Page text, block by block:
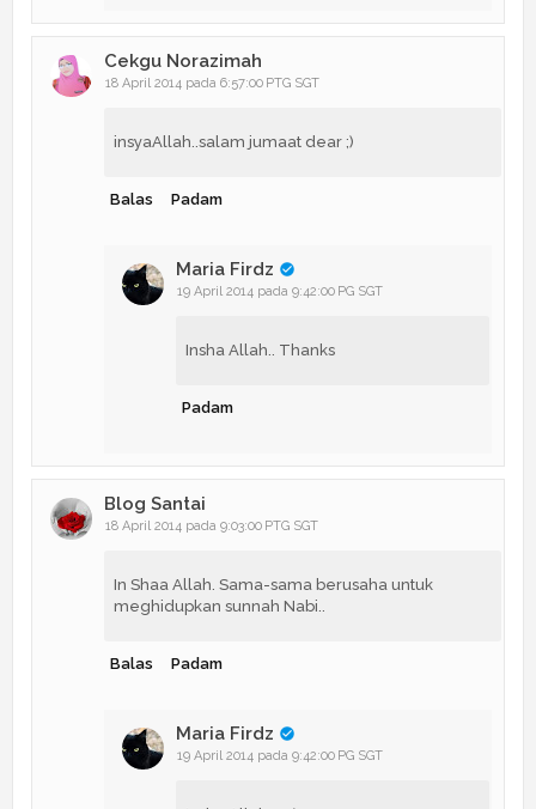
Cekgu Norazimah
18 April 2014 pada 6:57:00 PTG SGT
insyaAllah..salam jumaat dear ;)
Balas Padam
Maria Firdz
19 April 2014 pada 9:42:00 PG SGT
Insha Allah.. Thanks
Padam
Blog Santai
18 April 2014 pada 9:03:00 PTG SGT
In Shaa Allah. Sama-sama berusaha untuk
meghidupkan sunnah Nabi..
Balas Padam
Maria Firdz
19 April 2014 pada 9:42:00 PG SGT